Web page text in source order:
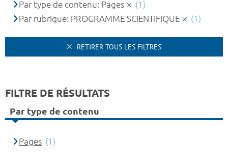
Par type de contenu: Pages
(1)
Par rubrique: PROGRAMME SCIENTIFIQUE
(1)
RETIRER TOUS LES FILTRES
FILTRE DE RÉSULTATS
Par type de contenu
Pages (1)